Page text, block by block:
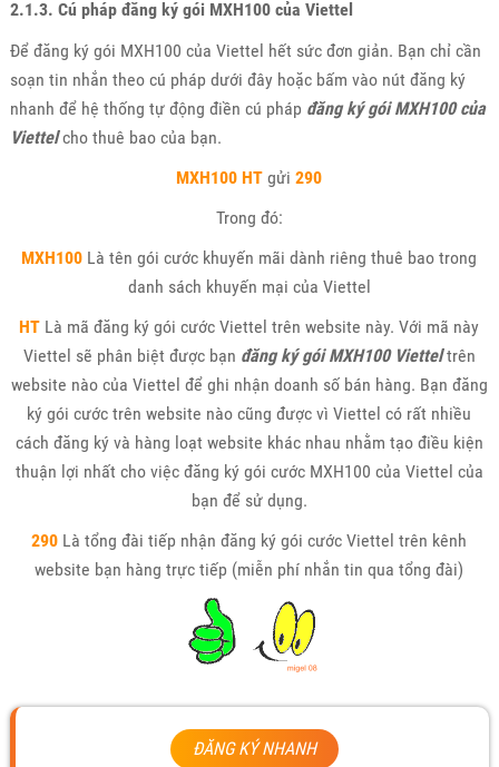
2.1.3. Cú pháp đăng ký gói MXH100 của Viettel
Để đăng ký gói MXH100 của Viettel hết sức đơn giản. Bạn chỉ cần
soạn tin nhắn theo cú pháp dưới đây hoặc bấm vào nút đăng ký
nhanh để hệ thống tự động điền cú pháp đăng ký gói MXH100 của
Viettelcho thuê bao của bạn.
MXH100 HT gửi 290
Trong đó:
MXH100 Là tên gói cước khuyến mãi dành riêng thuê bao trong
danh sách khuyến mại của Viettel
HT Là mã đăng ký gói cước Viettel trên website này. Với mã này
Viettel sẽ phân biệt được bạn đăng ký gói MXH100 Vietteltrên
website nào của Viettel để ghi nhận doanh số bán hàng. Bạn đăng
ký gói cước trên website nào cũng được vì Viettel có rất nhiều
cách đăng ký và hàng loạt website khác nhau nhằm tạo điều kiện
thuận lợi nhất cho việc đăng ký gói cước MXH100 của Viettel của
bạn để sử dụng.
290 Là tổng đài tiếp nhận đăng ký gói cước Viettel trên kênh
website bạn hàng trực tiếp (miễn phí nhắn tin qua tổng đài)
ĐĂNG KÝ NHANH